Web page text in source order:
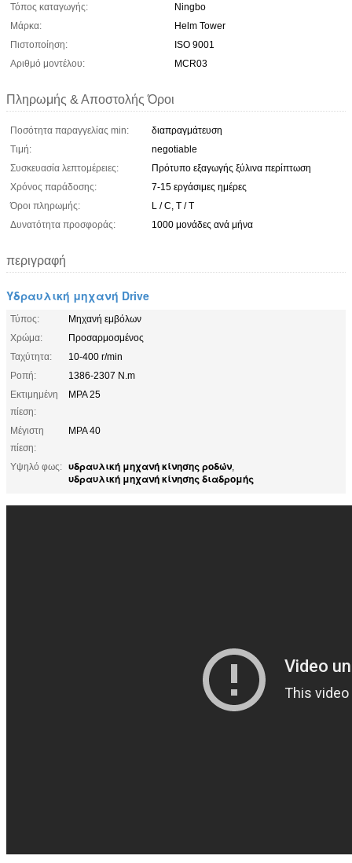
Τόπος καταγωγής:
Ningbo
Μάρκα:
Helm Tower
Πιστοποίηση:
ISO 9001
Αριθμό μοντέλου:
MCR03
Πληρωμής & Αποστολής Όροι
Ποσότητα παραγγελίας min:
διαπραγμάτευση
Τιμή:
negotiable
Συσκευασία λεπτομέρειες:
Πρότυπο εξαγωγής ξύλινα περίπτωση
Χρόνος παράδοσης:
7-15 εργάσιμες ημέρες
Όροι πληρωμής:
L / C, T / T
Δυνατότητα προσφοράς:
1000 μονάδες ανά μήνα
περιγραφή
Υδραυλική μηχανή Drive
Τύπος:
Μηχανή εμβόλων
Χρώμα:
Προσαρμοσμένος
Ταχύτητα:
10-400 r/min
Ροπή:
1386-2307 N.m
Εκτιμημένη
πίεση:
MPA 25
Μέγιστη
πίεση:
MPA 40
Υψηλό φως: υδραυλική μηχανή κίνησης ροδών,
υδραυλική μηχανή κίνησης διαδρομής